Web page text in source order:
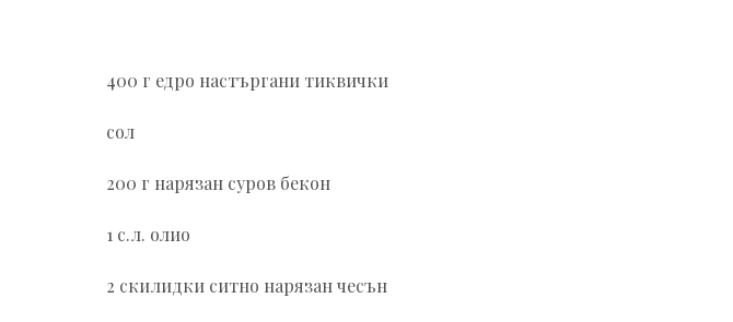
400 г едро настъргани тиквички
сол
200 г нарязан суров бекон
1 с.л. олио
2 скилидки ситно нарязан чесън